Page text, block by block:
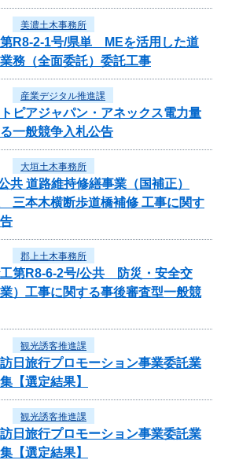
美濃土木事務所
第R8-2-1号/県単 MEを活用した道
務（全面委託）委託工事
産業デジタル推進課
トピアジャパン・アネックス電力量
一般競争入札公告
大垣土木事務所
共 道路維持修繕事業（国補正）
三本木横断歩道橋補修 工事に関す
郡上土木事務所
工第R8-6-2号/公共 防災・安全交
）工事に関する事後審査型一般競
観光誘客推進課
日旅行プロモーション事業委託業
【選定結果】
観光誘客推進課
日旅行プロモーション事業委託業
【選定結果】